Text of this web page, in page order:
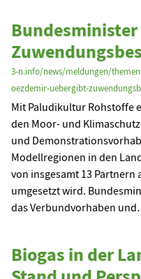
3-n.info/news/meldungen/
oezdemir-uebergibt-
Mit Paludikultur Rohstoffe
den Moor- und
und
Modellregionen in den
von insgesamt 13
umgesetzt wird.
das Verbundvorhaben
Biogas in der